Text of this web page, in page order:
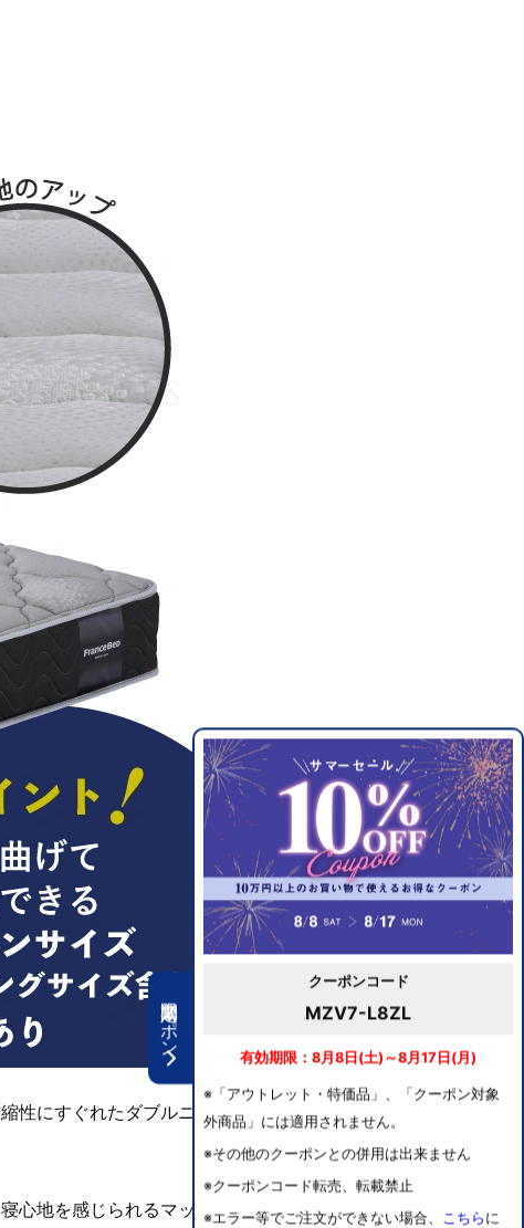
期間限定クーポン
クーポンコード
MZV7-L8ZL
有効期限：8月8日(土)～8月17日(月)
※「アウトレット・特価品」、「クーポン対象
外商品」には適用されません。
※その他のクーポンとの併用は出来ません
※クーポンコード転売、転載禁止
※エラー等でご注文ができない場合、 こちら に
性にすぐれたダブルニッ
心地を感じられるマット